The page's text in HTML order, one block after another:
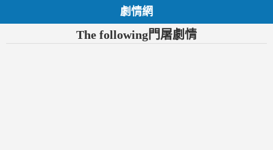
劇情網
The following門屠劇情